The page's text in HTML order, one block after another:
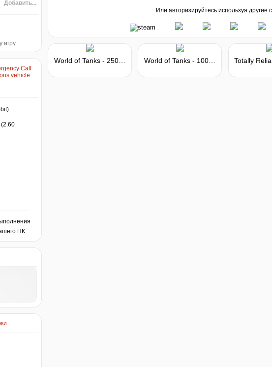
Добавить...
игру
Call
vehicle
(2.60
ПК
Или авторизируйтесь используя другие
World of Tanks - 250 Gold World of Tanks - 1000 Gold